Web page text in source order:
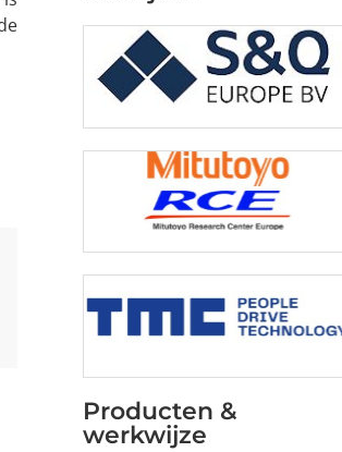
Producten &
werkwijze